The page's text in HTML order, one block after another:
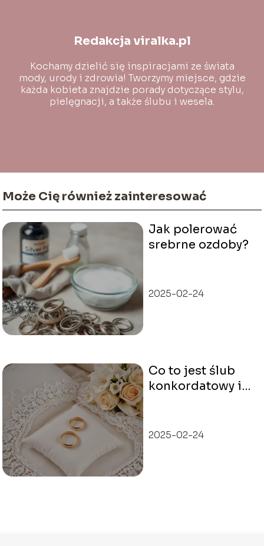
Redakcja viralka.pl
Kochamy dzielić się inspiracjami ze świata
mody, urody i zdrowia! Tworzymy miejsce, gdzie
każda kobieta znajdzie porady dotyczące stylu,
pielęgnacji, a także ślubu i wesela.
Może Cię również zainteresować
Jak polerować
srebrne ozdoby?
2025-02-24
Co to jest ślub
konkordatowy i
2025-02-24